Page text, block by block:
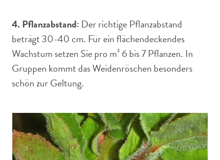
4. Pflanzabstand: Der richtige Pflanzabstand
beträgt 30-40 cm. Für ein flächendeckendes
Wachstum setzen Sie pro m² 6 bis 7 Pflanzen. In
Gruppen kommt das Weidenröschen besonders
schön zur Geltung.